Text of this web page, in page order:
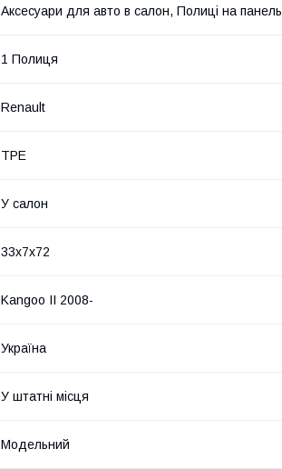
Аксесуари для авто в салон, Полиці на панель
1 Полиця
Renault
TPE
У салон
33x7x72
Kangoo II 2008-
Україна
У штатні місця
Модельний